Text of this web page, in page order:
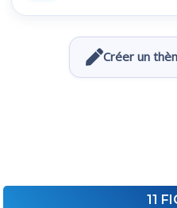
Créer un
11